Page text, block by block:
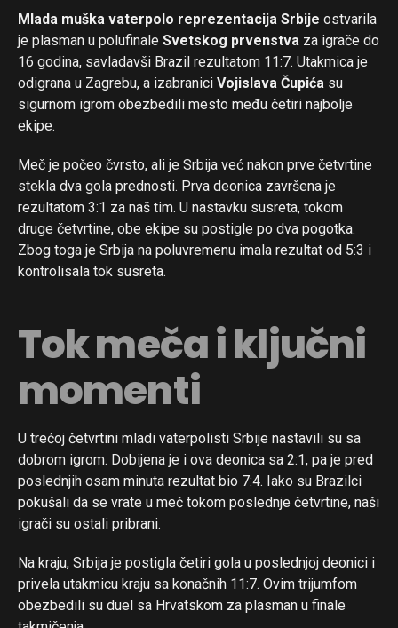
Mlada muška vaterpolo reprezentacija Srbije ostvarila
je plasman u polufinale Svetskog prvenstva za igrače do
16 godina, savladavši Brazil rezultatom 11:7. Utakmica je
odigrana u Zagrebu, a izabranici Vojislava Čupića su
sigurnom igrom obezbedili mesto među četiri najbolje
ekipe.
Meč je počeo čvrsto, ali je Srbija već nakon prve četvrtine
stekla dva gola prednosti. Prva deonica završena je
rezultatom 3:1 za naš tim. U nastavku susreta, tokom
druge četvrtine, obe ekipe su postigle po dva pogotka.
Zbog toga je Srbija na poluvremenu imala rezultat od 5:3 i
kontrolisala tok susreta.
Tok meča i ključni
momenti
U trećoj četvrtini mladi vaterpolisti Srbije nastavili su sa
dobrom igrom. Dobijena je i ova deonica sa 2:1, pa je pred
poslednjih osam minuta rezultat bio 7:4. Iako su Brazilci
pokušali da se vrate u meč tokom poslednje četvrtine, naši
igrači su ostali pribrani.
Na kraju, Srbija je postigla četiri gola u poslednjoj deonici i
privela utakmicu kraju sa konačnih 11:7. Ovim trijumfom
obezbedili su duel sa Hrvatskom za plasman u finale